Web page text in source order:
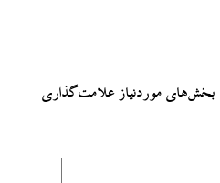
بخش‌های موردنیاز علامت‌گذاری